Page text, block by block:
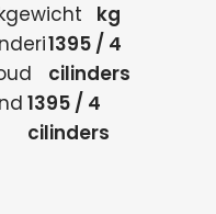
kg
1395 / 4
cilinders
1395 / 4
cilinders